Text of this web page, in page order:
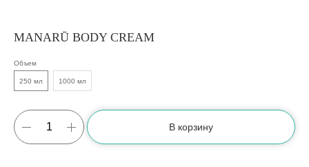
MANARŪ BODY CREAM
Объем
250 мл 1000 мл
В корзину